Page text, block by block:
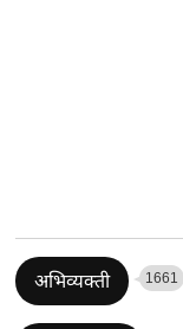
अभिव्यक्ती 1661